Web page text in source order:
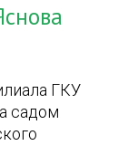
ГКУ
садом